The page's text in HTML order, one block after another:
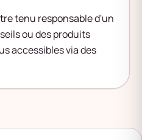
tenu responsable d'un
ou des produits
accessibles via des